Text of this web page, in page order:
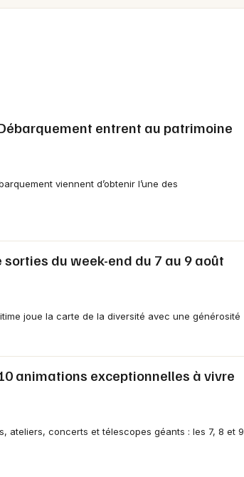
famille
dans la Seine-Maritime
en tournée
entrent au patrimoine
viennent d’obtenir l’une des
du week-end du 7 au 9 août
joue la carte de la diversité avec une générosité
animations exceptionnelles à vivre
ateliers, concerts et télescopes géants : les 7, 8 et 9